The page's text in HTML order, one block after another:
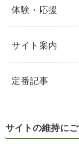
体験・応援
サイト案内
定番記事
サイトの維持に